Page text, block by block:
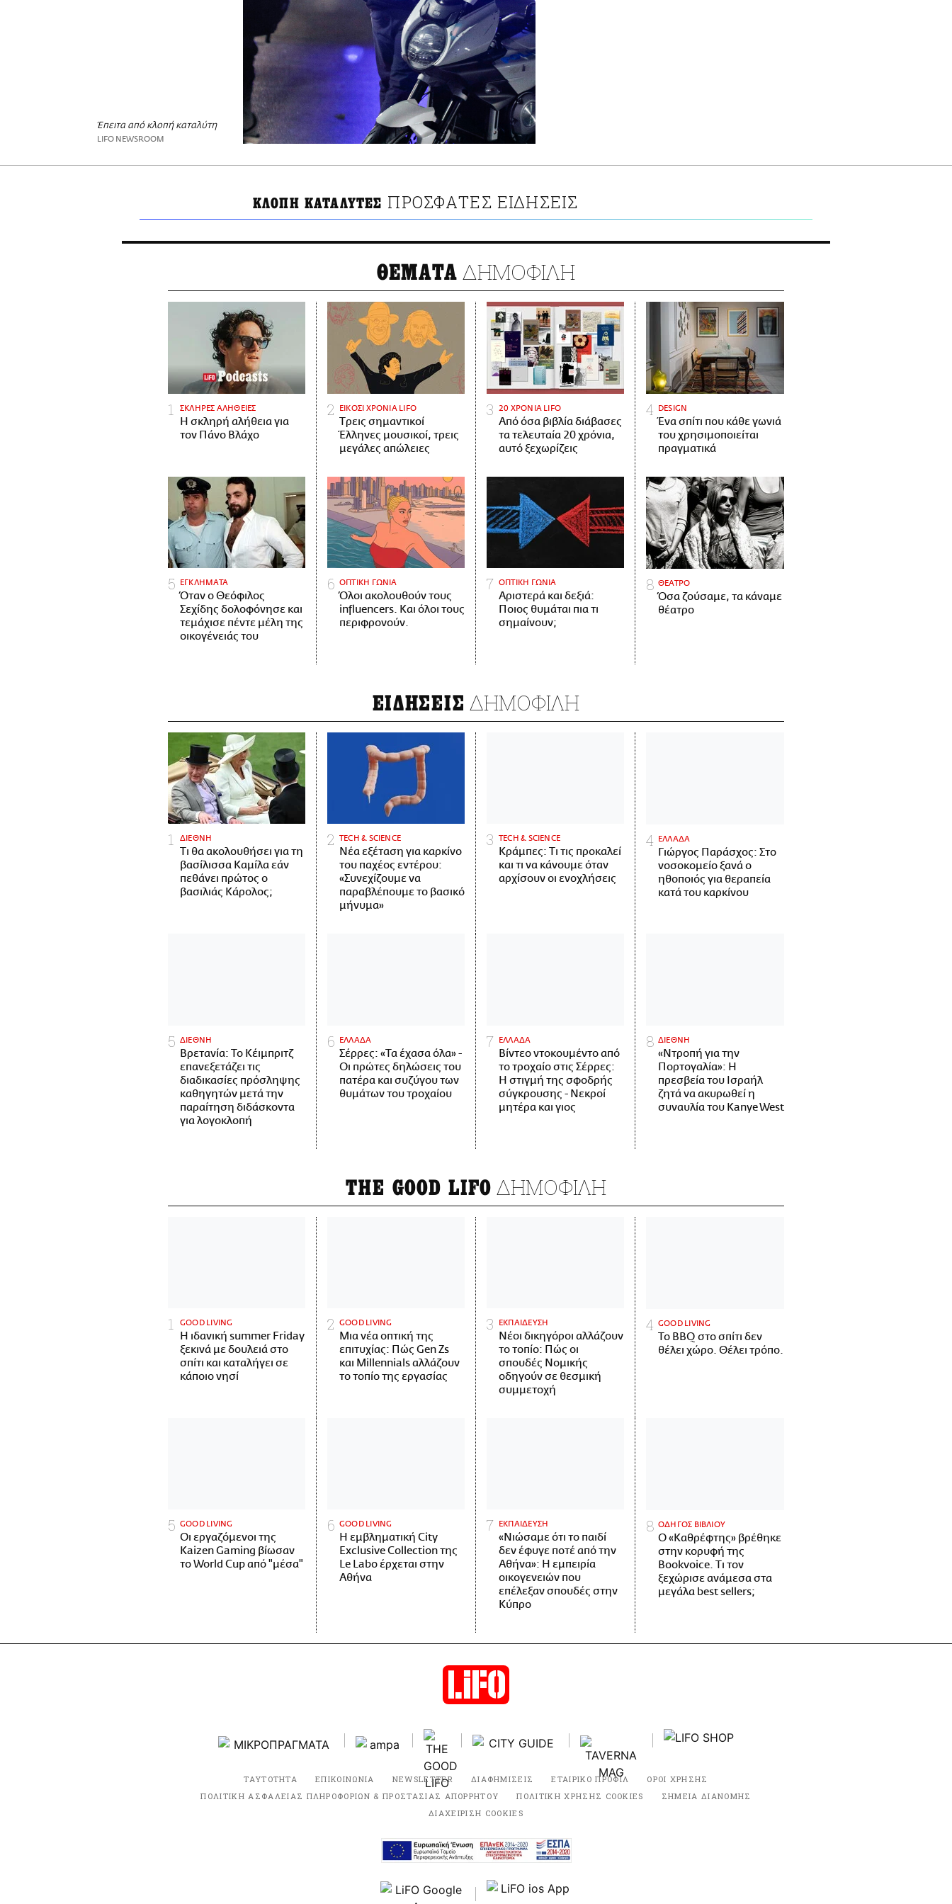
Έπειτα από κλοπή καταλύτη
LIFO NEWSROOM
ΚΛΟΠΗ ΚΑΤΑΛΥΤΕΣ ΠΡΟΣΦΑΤΕΣ ΕΙΔΗΣΕΙΣ
ΘΕΜΑΤΑ ΔΗΜΟΦΙΛΗ
ΣΚΛΗΡΕΣ ΑΛΗΘΕΙΕΣ
H σκληρή αλήθεια για
τον Πάνο Βλάχο
ΕΙΚΟΣΙ ΧΡΟΝΙΑ LIFO
Tρεις σημαντικοί
Έλληνες μουσικοί, τρεις
μεγάλες απώλειες
20 ΧΡΟΝΙΑ LIFO
Από όσα βιβλία διάβασες
τα τελευταία 20 χρόνια,
αυτό ξεχωρίζεις
DESIGN
Ένα σπίτι που κάθε γωνιά
του χρησιμοποιείται
πραγματικά
ΕΓΚΛΗΜΑΤΑ
Όταν ο Θεόφιλος
Σεχίδης δολοφόνησε και
τεμάχισε πέντε μέλη της
οικογένειάς του
ΟΠΤΙΚΗ ΓΩΝΙΑ
Όλοι ακολουθούν τους
influencers. Και όλοι τους
περιφρονούν.
ΟΠΤΙΚΗ ΓΩΝΙΑ
Αριστερά και δεξιά:
Ποιος θυμάται πια τι
σημαίνουν;
ΘΕΑΤΡΟ
Όσα ζούσαμε, τα κάναμε
θέατρο
ΕΙΔΗΣΕΙΣ ΔΗΜΟΦΙΛΗ
ΔΙΕΘΝΗ
Τι θα ακολουθήσει για τη
βασίλισσα Καμίλα εάν
πεθάνει πρώτος ο
βασιλιάς Κάρολος;
ΤECH & SCIENCE
Νέα εξέταση για καρκίνο
του παχέος εντέρου:
«Συνεχίζουμε να
παραβλέπουμε το βασικό
μήνυμα»
ΤECH & SCIENCE
Κράμπες: Τι τις προκαλεί
και τι να κάνουμε όταν
αρχίσουν οι ενοχλήσεις
ΕΛΛΑΔΑ
Γιώργος Παράσχος: Στο
νοσοκομείο ξανά ο
ηθοποιός για θεραπεία
κατά του καρκίνου
ΔΙΕΘΝΗ
Βρετανία: Το Κέιμπριτζ
επανεξετάζει τις
διαδικασίες πρόσληψης
καθηγητών μετά την
παραίτηση διδάσκοντα
για λογοκλοπή
ΕΛΛΑΔΑ
Σέρρες: «Τα έχασα όλα» -
Οι πρώτες δηλώσεις του
πατέρα και συζύγου των
θυμάτων του τροχαίου
ΕΛΛΑΔΑ
Βίντεο ντοκουμέντο από
το τροχαίο στις Σέρρες:
Η στιγμή της σφοδρής
σύγκρουσης - Νεκροί
μητέρα και γιος
ΔΙΕΘΝΗ
«Ντροπή για την
Πορτογαλία»: Η
πρεσβεία του Ισραήλ
ζητά να ακυρωθεί η
συναυλία του Kanye West
THE GOOD LIFO ΔΗΜΟΦΙΛΗ
GOOD LIVING
Η ιδανική summer Friday
ξεκινά με δουλειά στο
σπίτι και καταλήγει σε
κάποιο νησί
GOOD LIVING
Μια νέα οπτική της
επιτυχίας: Πώς Gen Zs
και Millennials αλλάζουν
το τοπίο της εργασίας
ΕΚΠΑΙΔΕΥΣΗ
Νέοι δικηγόροι αλλάζουν
το τοπίο: Πώς οι
σπουδές Νομικής
οδηγούν σε θεσμική
συμμετοχή
GOOD LIVING
Το BBQ στο σπίτι δεν
θέλει χώρο. Θέλει τρόπο.
GOOD LIVING
Οι εργαζόμενοι της
Kaizen Gaming βίωσαν
το World Cup από "μέσα"
GOOD LIVING
Η εμβληματική City
Exclusive Collection της
Le Labo έρχεται στην
Αθήνα
ΕΚΠΑΙΔΕΥΣΗ
«Νιώσαμε ότι το παιδί
δεν έφυγε ποτέ από την
Αθήνα»: Η εμπειρία
οικογενειών που
επέλεξαν σπουδές στην
Κύπρο
ΟΔΗΓΟΣ ΒΙΒΛΙΟΥ
Ο «Καθρέφτης» βρέθηκε
στην κορυφή της
Bookvoice. Τι τον
ξεχώρισε ανάμεσα στα
μεγάλα best sellers;
ΤΑΥΤΟΤΗΤΑ ΕΠΙΚΟΙΝΩΝΙΑ NEWSLETTER ΔΙΑΦΗΜΙΣΕΙΣ ΕΤΑΙΡΙΚΟ ΠΡΟΦΙΛ
ΟΡΟΙ ΧΡΗΣΗΣ
ΠΟΛΙΤΙΚΗ ΑΣΦΑΛΕΙΑΣ ΠΛΗΡΟΦΟΡΙΩΝ & ΠΡΟΣΤΑΣΙΑΣ ΑΠΟΡΡΗΤΟΥ
ΠΟΛΙΤΙΚΗ ΧΡΗΣΗΣ COOKIES
ΣΗΜΕΙΑ ΔΙΑΝΟΜΗΣ
ΔΙΑΧΕΙΡΙΣΗ COOKIES